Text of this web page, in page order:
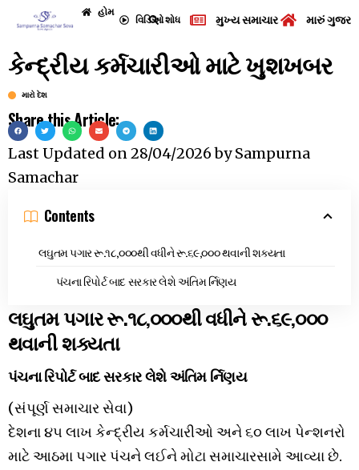
હોમ
વિડિઓશોધ મુખ્ય સમાચાર મારું
કેન્દ્રીય કર્મચારીઓ માટે ખુશખબર
મારો દેશ
Share this Article:
Last Updated on28/04/2026bySampurna
Samachar
Contents
લઘુતમ પગાર રૂ.૧૮,૦૦૦થી વધીને રૂ.૬૯,૦૦૦ થવાની શક્યતા
પંચના રિપોર્ટ બાદ સરકાર લેશે અંતિમ ર્નિણય
લઘુતમપગારરૂ.૧૮,૦૦૦થીવધીનેરૂ.૬૯,૦૦૦
થવાનીશક્યતા
પંચનારિપોર્ટબાદસરકારલેશેઅંતિમ ર્નિણય
(સંપૂર્ણસમાચારસેવા)
દેશના૪૫ લાખ કેન્દ્રીય કર્મચારીઓ અને૬૦ લાખ પેન્શનરો
માટેઆઠમાપગારપંચનેલઈનેમોટાસમાચારસામે આવ્યાછે.